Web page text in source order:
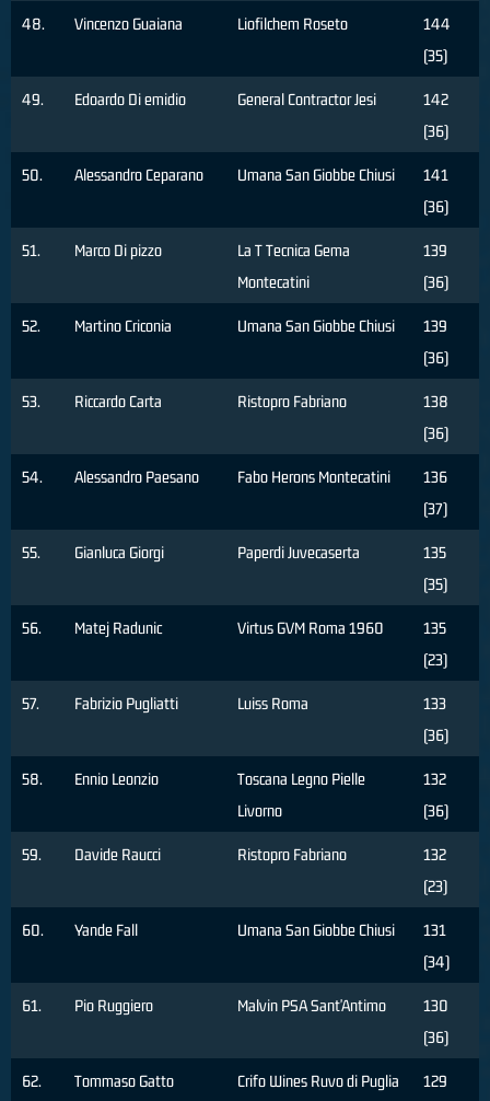
48. Vincenzo Guaiana Liofilchem Roseto
144
(35)
49. Edoardo Di emidio General Contractor Jesi
142
(36)
50. Alessandro Ceparano Umana San Giobbe Chiusi
141
(36)
51. Marco Di pizzo
La T Tecnica Gema
Montecatini
139
(36)
52. Martino Criconia Umana San Giobbe Chiusi
139
(36)
53. Riccardo Carta Ristopro Fabriano
138
(36)
54. Alessandro Paesano Fabo Herons Montecatini
136
(37)
55. Gianluca Giorgi Paperdi Juvecaserta
135
(35)
56. Matej Radunic Virtus GVM Roma 1960
135
(23)
57. Fabrizio Pugliatti Luiss Roma
133
(36)
58. Ennio Leonzio
Toscana Legno Pielle
Livorno
132
(36)
59. Davide Raucci Ristopro Fabriano
132
(23)
60. Yande Fall Umana San Giobbe Chiusi
131
(34)
61. Pio Ruggiero Malvin PSA Sant'Antimo
130
(36)
62. Tommaso Gatto Crifo Wines Ruvo di Puglia
129